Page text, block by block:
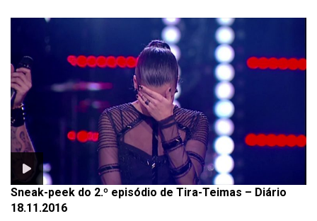
Sneak-peek do 2.º episódio de Tira-Teimas – Diário
18.11.2016